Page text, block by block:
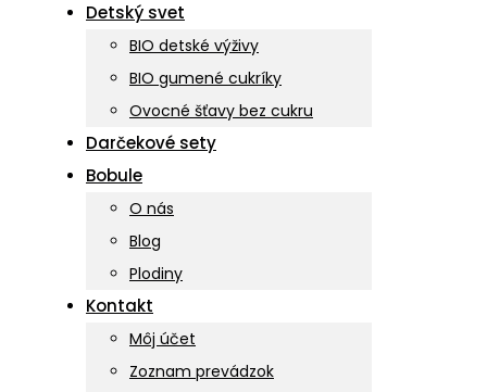
Detský svet
BIO detské výživy
BIO gumené cukríky
Ovocné šťavy bez cukru
Darčekové sety
Bobule
O nás
Blog
Plodiny
Kontakt
Môj účet
Zoznam prevádzok